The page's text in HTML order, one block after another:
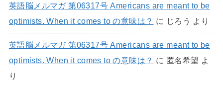
英語脳メルマガ 第06317号 Americans are meant to be
optimists. When it comes to の意味は？ に じろう より
英語脳メルマガ 第06317号 Americans are meant to be
optimists. When it comes to の意味は？ に 匿名希望 よ
り